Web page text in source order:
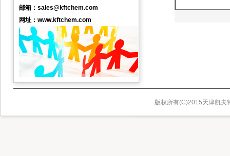
邮箱：sales@kftchem.com
网址：www.kftchem.com
版权所有(C)2015天津凯夫